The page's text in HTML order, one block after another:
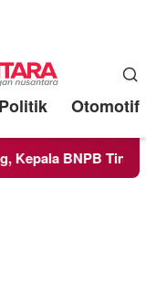
Politik Otomotif
BNPB Tinjau